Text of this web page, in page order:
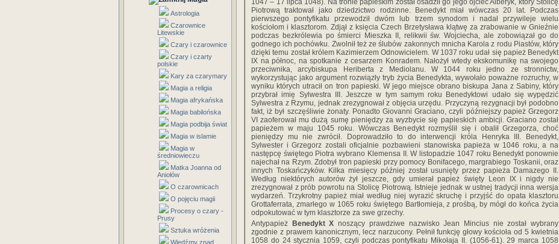
Astrologia
Czarownice
Litewskie
Czary i czarownice
Czary i czarty
polskie
Kary za czarymary
Magia a religia
Magia afrykańska
Magia babilońska
Magia podbija świat
Magia w islamie
Magia w
średniowieczu
Matka Joanna od
Aniołów
O czarownicach
O pojęciu magii
Procesy o czary -
Prusy
Sztuka wróżenia
Wiedźmy znad
1047 – 17 lipca 1048). Na tronie papieskim został osadził go jego ojciec Alberyk, który Stolicę
Piotrową traktował jako dziedzictwo rodzinne. Benedykt miał wówczas 20 lat. Podczas
pierwszego pontyfikatu przewodził dwóm lub trzem synodom i nadał przywileje wielu
kościołom i klasztorom. Zdjął z księcia Czech Brzetysława klątwę za zrabowanie w Gnieźnie
podczas bezkrólewia po śmierci Mieszka II, relikwii św. Wojciecha, ale zobowiązał go do
godnego ich pochówku. Zwolnił też ze ślubów zakonnych mnicha Karola z rodu Piastów, który
dzięki temu został królem Kazimierzem Odnowicielem. W 1037 roku udał się papież Benedykt
IX na północ, na spotkanie z cesarzem Konradem. Nałożył wtedy ekskomunikę na swojego
przeciwnika, arcybiskupa Heriberta z Mediolanu. W 1044 roku jedno ze stronnictw,
wykorzystując jako argument rozwiązły tryb życia Benedykta, wywołało poważne rozruchy, w
wyniku których utracił on tron papieski. W jego miejsce obrano biskupa Jana z Sabiny, który
przybrał imię Sylwestra III. Jeszcze w tym samym roku Benedyktowi udało się wypędzić
Sylwestra z Rzymu, jednak zrezygnował z objęcia urzędu. Przyczyną rezygnacji był podobno
fakt, iż był szczęśliwie żonaty. Ponadto Giovanni Graciano, czyli późniejszy papież Grzegorz
VI zaoferował mu dużą sumę pieniędzy za wyzbycie się papieskich ambicji. Graciano został
papieżem w maju 1045 roku. Wówczas Benedykt rozmyślił się i obalił Grzegorza, choć
pieniędzy mu nie zwrócił. Doprowadziło to do interwencji króla Henryka III. Benedykt,
Sylwester i Grzegorz zostali oficjalnie pozbawieni stanowiska papieża w 1046 roku, a na
następcę świętego Piotra wybrano Klemensa II. W listopadzie 1047 roku Benedykt ponownie
najechał na Rzym. Zdobył tron papieski przy pomocy Bonifacego, margrabiego Toskanii, oraz
innych Toskańczyków. Kilka miesięcy później został usunięty przez papieża Damazego II.
Według niektórych autorów żył jeszcze, gdy umierał papież święty Leon IX i nigdy nie
zrezygnował z prób powrotu na Stolicę Piotrową. Istnieje jednak w ustnej tradycji inna wersja
wydarzeń. Trzykrotny papież miał według niej wyrazić skruchę i przyjść do opata klasztoru
Grottaferrata, zmarłego w 1065 roku świętego Bartłomieja, z prośbą, by mógł do końca życia
odpokutować w tym klasztorze za swe grzechy.
Antypapież
Benedykt X noszący prawdziwe nazwisko Jean Mincius nie został wybrany
zgodnie z prawem kanonicznym, lecz narzucony. Pełnił funkcję głowy kościoła od 5 kwietnia
1058 do 24 stycznia 1059, czyli podczas pontyfikatu Mikołaja II. (1056-61). 29 marca 1058